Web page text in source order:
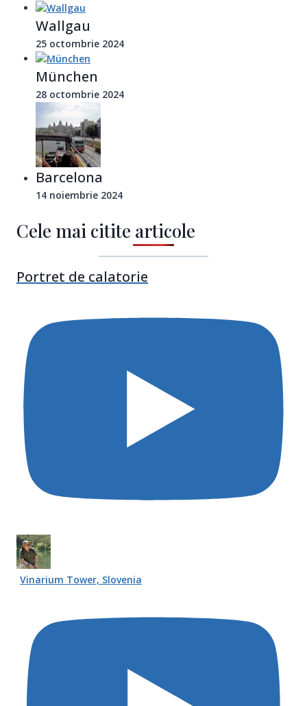
Wallgau
25 octombrie 2024
München
28 octombrie 2024
Barcelona
14 noiembrie 2024
Cele mai citite articole
Portret de calatorie
Vinarium Tower, Slovenia